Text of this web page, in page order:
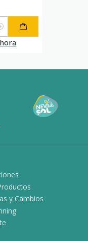
y Cambios